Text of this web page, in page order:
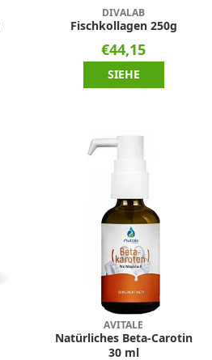
DIVALAB
Fischkollagen 250g
€44,15
SIEHE
AVITALE
Natürliches Beta-Carotin
30 ml